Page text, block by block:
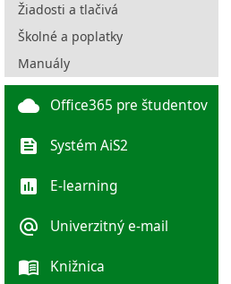
Žiadosti a tlačivá
Školné a poplatky
Manuály
cloud Office365 pre študentov
feed Systém AiS2
poll E-learning
alternate_email Univerzitný e-mail
menu_book Knižnica